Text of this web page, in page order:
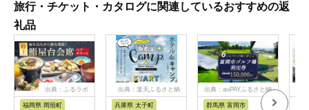
旅行・チケット・カタログに関連しているおすすめの返
礼品
出典：ふるラボ
福岡県 岡垣町
出典：楽天ふるさと納
兵庫県 太子町
出典：auPAYふるさと納
群馬県 富岡市